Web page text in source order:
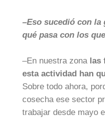
–Eso sucedió con la
qué pasa con los
–En nuestra zona las
esta actividad han
Sobre todo ahora,
cosecha ese sector
trabajar desde mayo